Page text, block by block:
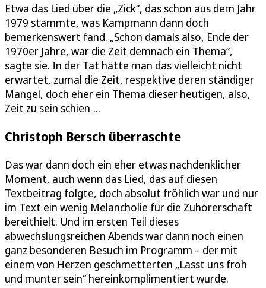
Etwa das Lied über die „Zick“, das schon aus dem Jahr
1979 stammte, was Kampmann dann doch
bemerkenswert fand. „Schon damals also, Ende der
1970er Jahre, war die Zeit demnach ein Thema“,
sagte sie. In der Tat hätte man das vielleicht nicht
erwartet, zumal die Zeit, respektive deren ständiger
Mangel, doch eher ein Thema dieser heutigen, also,
Zeit zu sein schien ...
Christoph Bersch überraschte
Das war dann doch ein eher etwas nachdenklicher
Moment, auch wenn das Lied, das auf diesen
Textbeitrag folgte, doch absolut fröhlich war und nur
im Text ein wenig Melancholie für die Zuhörerschaft
bereithielt. Und im ersten Teil dieses
abwechslungsreichen Abends war dann noch einen
ganz besonderen Besuch im Programm – der mit
einem von Herzen geschmetterten „Lasst uns froh
und munter sein“ hereinkomplimentiert wurde.